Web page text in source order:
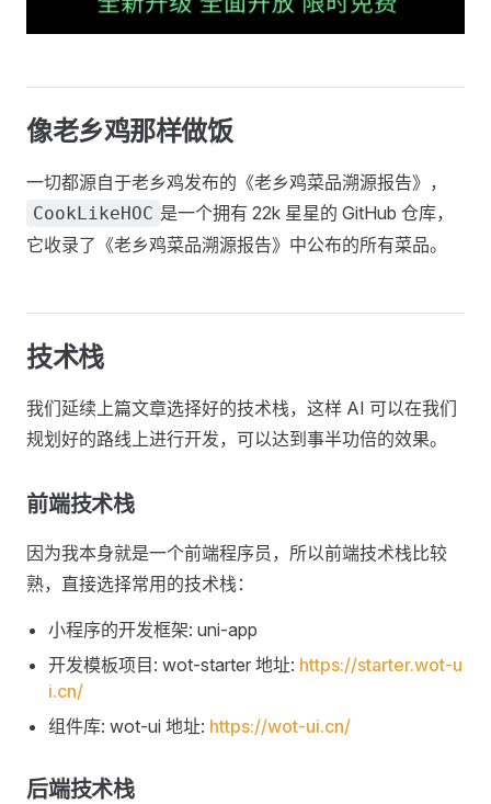
像老乡鸡那样做饭
一切都源自于老乡鸡发布的《老乡鸡菜品溯源报告》，
CookLikeHOC 是一个拥有 22k 星星的 GitHub 仓库，
它收录了《老乡鸡菜品溯源报告》中公布的所有菜品。
技术栈
我们延续上篇文章选择好的技术栈，这样 AI 可以在我们
规划好的路线上进行开发，可以达到事半功倍的效果。
前端技术栈
因为我本身就是一个前端程序员，所以前端技术栈比较
熟，直接选择常用的技术栈：
小程序的开发框架: uni-app
开发模板项目: wot-starter 地址: https://starter.wot-u
i.cn/
组件库: wot-ui 地址: https://wot-ui.cn/
后端技术栈